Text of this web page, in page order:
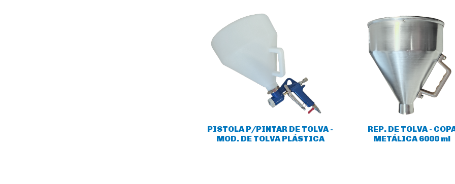
PISTOLA P/PINTAR DE TOLVA -
MOD. DE TOLVA PLÁSTICA
REP. DE TOLVA -
METÁLICA 6000 ml